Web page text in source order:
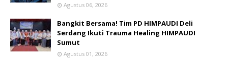
Agustus 06, 2026
Bangkit Bersama! Tim PD HIMPAUDI Deli
Serdang Ikuti Trauma Healing HIMPAUDI
Sumut
Agustus 01, 2026